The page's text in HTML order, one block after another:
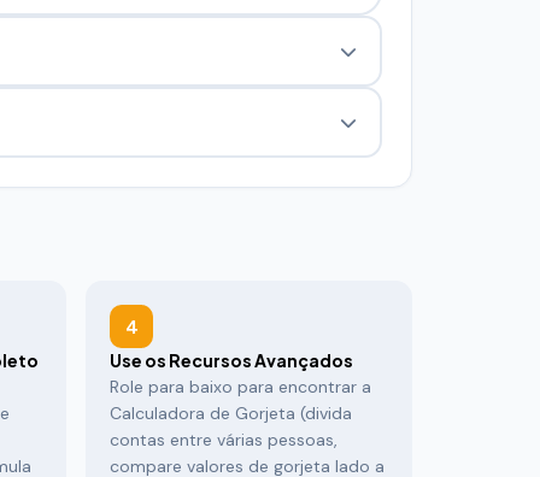
4
Use os Recursos Avançados
Role para baixo para encontrar a
Calculadora de Gorjeta (divida
contas entre várias pessoas,
compare valores de gorjeta lado a